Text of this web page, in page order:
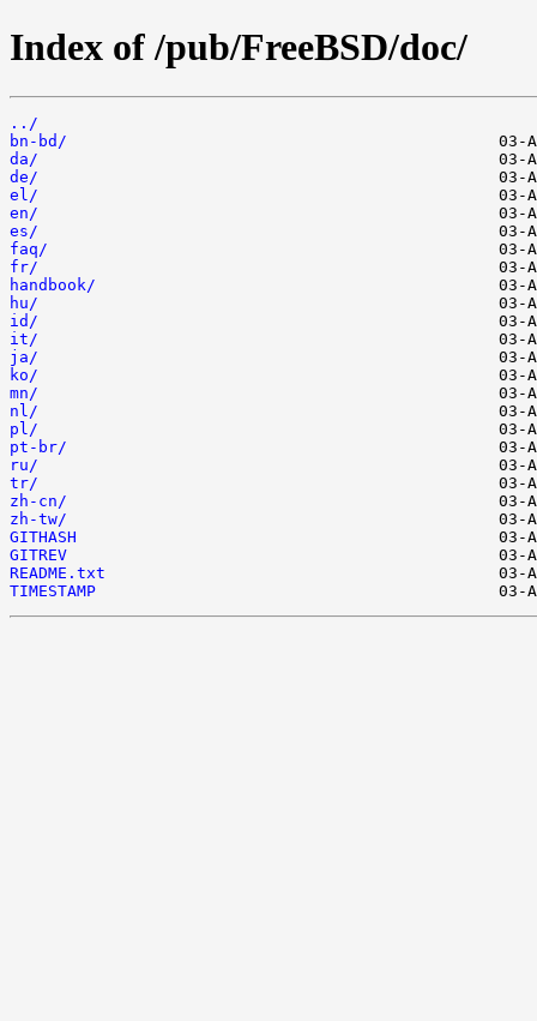
Index of /pub/FreeBSD/doc/
../
bn-bd/
da/
de/
el/
en/
es/
faq/
fr/
handbook/
hu/
id/
it/
ja/
ko/
mn/
nl/
pl/
pt-br/
ru/
tr/
zh-cn/
zh-tw/
GITHASH
GITREV
README.txt
TIMESTAMP